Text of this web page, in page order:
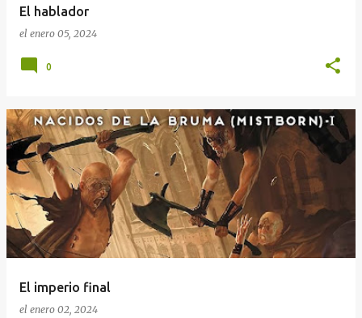
El hablador
el enero 05, 2024
0
El imperio final
el enero 02, 2024